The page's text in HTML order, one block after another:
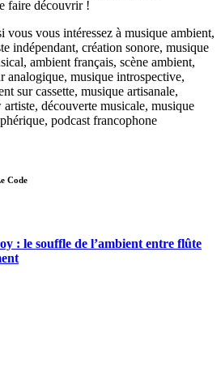
faire découvrir !
vous vous intéressez à musique ambient,
indépendant, création sonore, musique
ambient français, scène ambient,
analogique, musique introspective,
sur cassette, musique artisanale,
découverte musicale, musique
podcast francophone
Code
: le souffle de l’ambient entre flûte